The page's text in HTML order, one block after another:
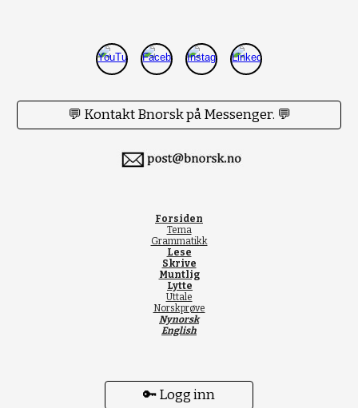
💬 Kontakt Bnorsk på Messenger. 💬
Forsiden
Tema
Grammatikk
Lese
Skrive
Muntlig
Lytte
Uttale
Norskprøve
Nynorsk
English
🔑 Logg inn